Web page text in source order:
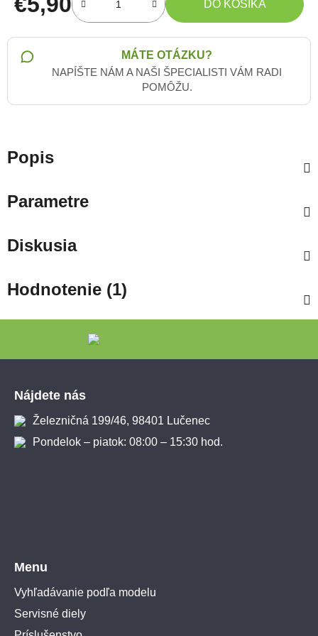
Jednotková cena:
DO KOŠÍKA
MÁTE OTÁZKU?
NAPÍŠTE NÁM A NAŠI ŠPECIALISTI VÁM RADI
POMÔŽU.
Popis
Parametre
Diskusia
Hodnotenie (1)
Nájdete nás
Železničná 199/46, 98401 Lučenec
Pondelok – piatok: 08:00 – 15:30 hod.
Menu
Vyhľadávanie podľa modelu
Servisné diely